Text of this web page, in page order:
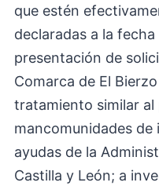
que estén
declaradas a la
presentación de
Comarca de El
tratamiento similar al
mancomunidades de
ayudas de la
Castilla y León; a